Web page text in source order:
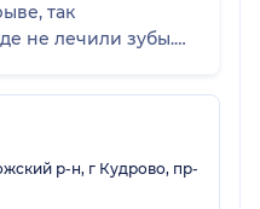
так
не лечили зубы.
р-н, г Кудрово, пр-